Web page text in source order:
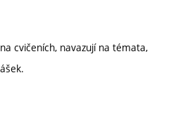
cvičeních, navazují na témata,